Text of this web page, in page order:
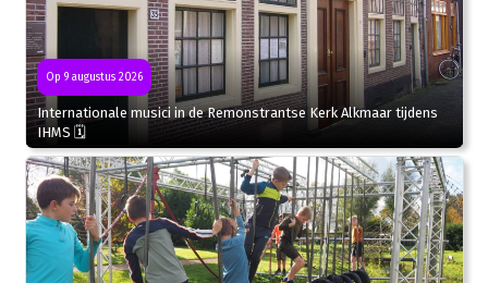
Op 9 augustus 2026
Internationale musici in de Remonstrantse Kerk Alkmaar tijdens
IHMS 🗓